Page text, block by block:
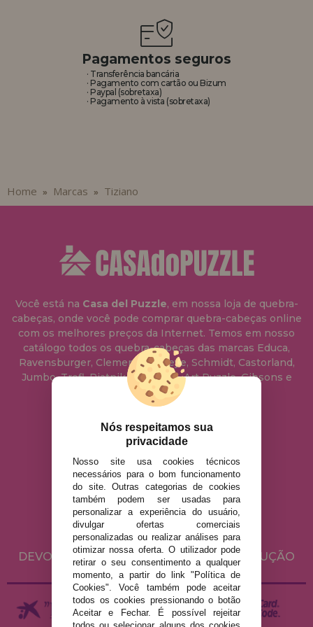
REGISTRO DE REVENDEDOR
Pagamentos seguros
· Transferência bancária
· Pagamento com cartão ou Bizum
· Paypal (sobretaxa)
· Pagamento à vista (sobretaxa)
Home » Marcas » Tiziano
Você está na Casa del Puzzle, em nossa loja de quebra-
cabeças, onde você pode comprar quebra-cabeças online
com os melhores preços da Internet. Temos em nosso
catálogo todos os quebra-cabeças das marcas Educa,
Ravensburger, Clementoni, Heye, Schmidt, Castorland,
Jumbo, Trefl, Piatnik, Anatolian, Art Puzzle, Gibsons e
muito mais.
info@casadopuzzle.pt
AVISO LEGAL
POLÍTICA DE PRIVACIDADE
POLÍTICA DE COOKIES
ENVIO E DEVOLUÇÕES
DEVOLUÇÕES / DIREITO DE LIVRE RESOLUÇÃO
Nós respeitamos sua
privacidade
Nosso site usa cookies técnicos
necessários para o bom funcionamento
do site. Outras categorias de cookies
também podem ser usadas para
personalizar a experiência do usuário,
divulgar ofertas comerciais
personalizadas ou realizar análises para
otimizar nossa oferta. O utilizador pode
retirar o seu consentimento a qualquer
momento, a partir do link "Política de
Cookies". Você também pode aceitar
todos os cookies pressionando o botão
Aceitar e Fechar. É possível rejeitar